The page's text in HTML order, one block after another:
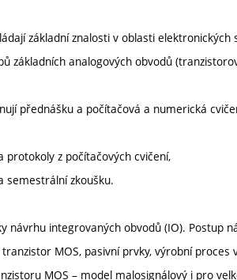
základní znalosti v oblasti
základních analogových obvodů
přednášku a počítačová a numerická
protokoly z počítačových cvičení,
semestrální zkoušku.
návrhu integrovaných obvodů (IO). Postup
MOS, pasivní prvky, výrobní proces
MOS – model malosignálový i pro